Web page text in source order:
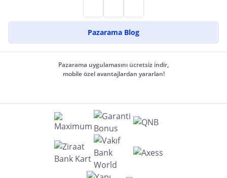
Pazarama Blog
Pazarama uygulamasını ücretsiz indir,
mobile özel avantajlardan yararlan!